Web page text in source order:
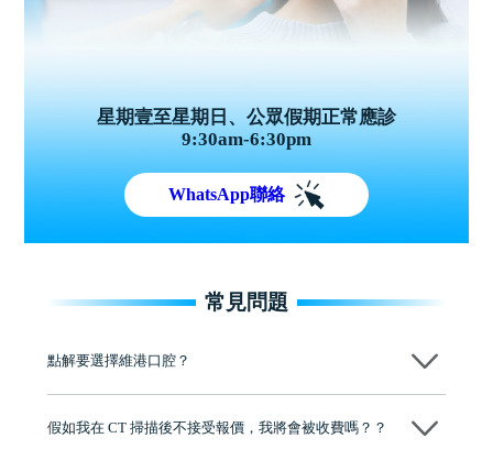
星期壹至星期日、公眾假期正常應診
9:30am-6:30pm
WhatsApp聯絡
常見問題
點解要選擇維港口腔？
維港口腔踐行「醫道濟世」的大學校訓，各分院匯聚來自香港、內地的
牌」、「2025香港企業領袖品牌」，是諾貝爾種植系統全球放心植牙中
假如我在 CT 掃描後不接受報價，我將會被收費嗎？？